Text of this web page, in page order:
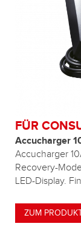
FÜR
Accucharger
Accucharger
Recovery-
LED-Display.
ZUM